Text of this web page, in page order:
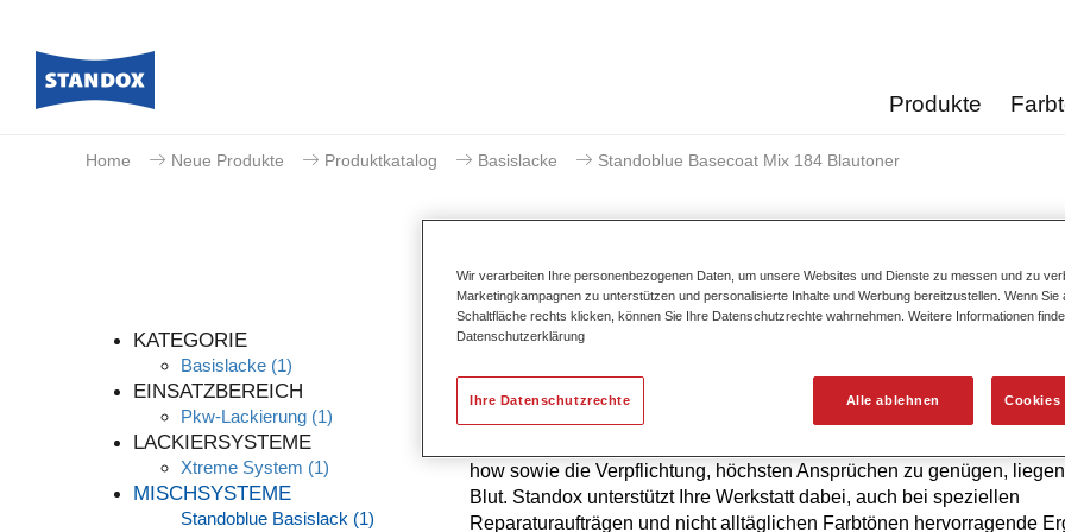
Produkte
Home Neue Produkte Produktkatalog Basislacke Standoblue Basecoat Mix 184 Blautoner
KATEGORIE
Basislacke (1)
EINSATZBEREICH
Pkw-Lackierung (1)
LACKIERSYSTEME
Xtreme System (1)
MISCHSYSTEME
Standoblue Basislack (1)
Standoblue Basecoat
Die höchste Farbtongenauigkeit von Standoblue Basislack ist das
how sowie die Verpflichtung, höchsten Ansprüchen zu genügen,
Blut. Standox unterstützt Ihre Werkstatt dabei, auch bei speziellen
Reparaturaufträgen und nicht alltäglichen Farbtönen hervorragende
Wir verarbeiten Ihre personenbezogenen Daten, um unsere Websites und Dienste zu messen und zu
Marketingkampagnen zu unterstützen und personalisierte Inhalte und Werbung bereitzustellen. Wenn Sie
Schaltfläche rechts klicken, können Sie Ihre Datenschutzrechte wahrnehmen. Weitere Informationen
Datenschutzerklärung
Alle ablehnen Cookies
Ihre Datenschutzrechte